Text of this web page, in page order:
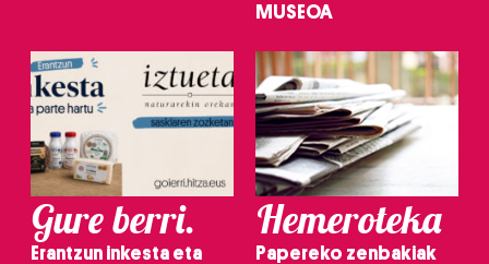
MUSEOA
Gure berri.
Erantzun inkesta eta
Hemeroteka
Papereko zenbakiak